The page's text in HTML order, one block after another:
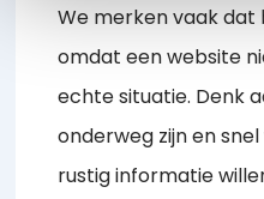
We merken vaak
omdat een website
echte situatie. Denk
onderweg zijn en
rustig informatie